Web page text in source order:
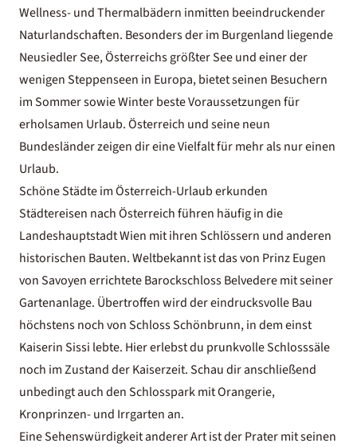
Wellness- und Thermalbädern inmitten beeindruckender
Naturlandschaften. Besonders der im Burgenland liegende
Neusiedler See, Österreichs größter See und einer der
wenigen Steppenseen in Europa, bietet seinen Besuchern
im Sommer sowie Winter beste Voraussetzungen für
erholsamen Urlaub. Österreich und seine neun
Bundesländer zeigen dir eine Vielfalt für mehr als nur einen
Urlaub.
Schöne Städte im Österreich-Urlaub erkunden
Städtereisen nach Österreichführen häufig in die
Landeshauptstadt Wien mit ihren Schlössern und anderen
historischen Bauten. Weltbekannt ist das von Prinz Eugen
von Savoyen errichtete Barockschloss Belvedere mit seiner
Gartenanlage. Übertroffen wird der eindrucksvolle Bau
höchstens noch von Schloss Schönbrunn, in dem einst
Kaiserin Sissi lebte. Hier erlebst du prunkvolle Schlosssäle
noch im Zustand der Kaiserzeit. Schau dir anschließend
unbedingt auch den Schlosspark mit Orangerie,
Kronprinzen- und Irrgarten an.
Eine Sehenswürdigkeit anderer Art ist der Prater mit seinen